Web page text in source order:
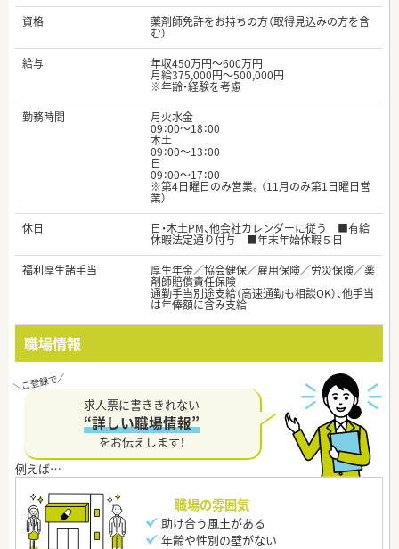
資格
薬剤師免許をお持ちの方（取得見込みの方を含
む）
給与
年収450万円～600万円
月給375,000円～500,000円
※年齢・経験を考慮
勤務時間
月火水金
09：00～18：00
木土
09：00～13：00
日
09：00～17：00
※第4日曜日のみ営業。（11月のみ第1日曜日営
業）
休日
日・木土PM、他会社カレンダーに従う ■有給
休暇法定通り付与 ■年末年始休暇５日
福利厚生諸手当
厚生年金／協会健保／雇用保険／労災保険／薬
剤師賠償責任保険
通勤手当別途支給（高速通勤も相談OK）、他手当
は年俸額に含み支給
職場情報
求人票に書ききれない
“詳しい職場情報”
をお伝えします！
職場の雰囲気
助け合う風土がある
年齢や性別の壁がない